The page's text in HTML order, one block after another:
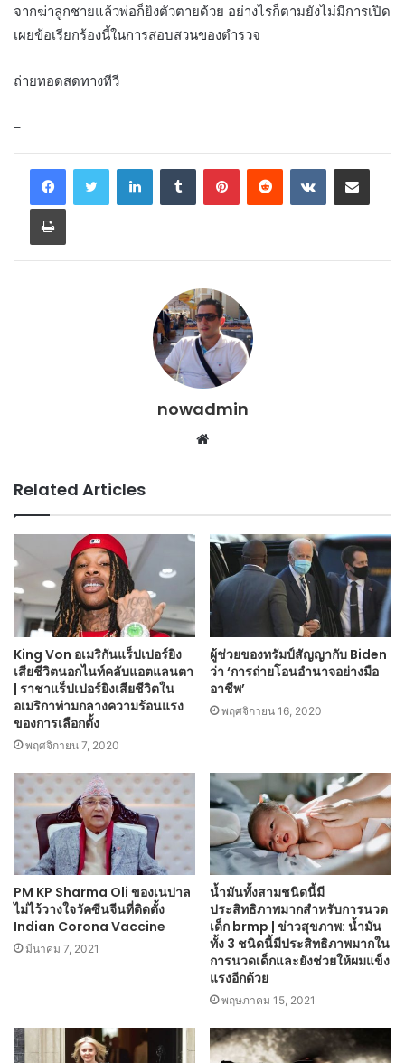
จากฆ่าลูกชายแล้วพ่อก็ยิงตัวตายด้วย อย่างไรก็ตามยังไม่มีการเปิด
เผยข้อเรียกร้องนี้ในการสอบสวนของตำรวจ
ถ่ายทอดสดทางทีวี
–
LinkedInTumblr PinterestReddit VKontakteShare via Email
Print
nowadmin
Website
Related Articles
King Von อเมริกันแร็ปเปอร์ยิง
เสียชีวิตนอกไนท์คลับแอตแลนตา
| ราชาแร็ปเปอร์ยิงเสียชีวิตใน
อเมริกาท่ามกลางความร้อนแรง
ของการเลือกตั้ง
พฤศจิกายน 7, 2020
ผู้ช่วยของทรัมป์สัญญากับ Biden
ว่า ‘การถ่ายโอนอำนาจอย่างมือ
อาชีพ’
พฤศจิกายน 16, 2020
PM KP Sharma Oli ของเนปาล
ไม่ไว้วางใจวัคซีนจีนที่ติดตั้ง
Indian Corona Vaccine
มีนาคม 7, 2021
น้ำมันทั้งสามชนิดนี้มี
ประสิทธิภาพมากสำหรับการนวด
เด็ก brmp | ข่าวสุขภาพ: น้ำมัน
ทั้ง 3 ชนิดนี้มีประสิทธิภาพมากใน
การนวดเด็กและยังช่วยให้ผมแข็ง
แรงอีกด้วย
พฤษภาคม 15, 2021